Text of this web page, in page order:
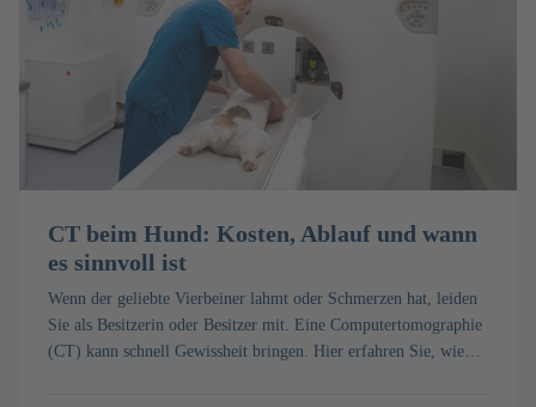
CT beim Hund: Kosten, Ablauf und wann
es sinnvoll ist
Wenn der geliebte Vierbeiner lahmt oder Schmerzen hat, leiden
Sie als Besitzerin oder Besitzer mit. Eine Computertomographie
(CT) kann schnell Gewissheit bringen. Hier erfahren Sie, wie